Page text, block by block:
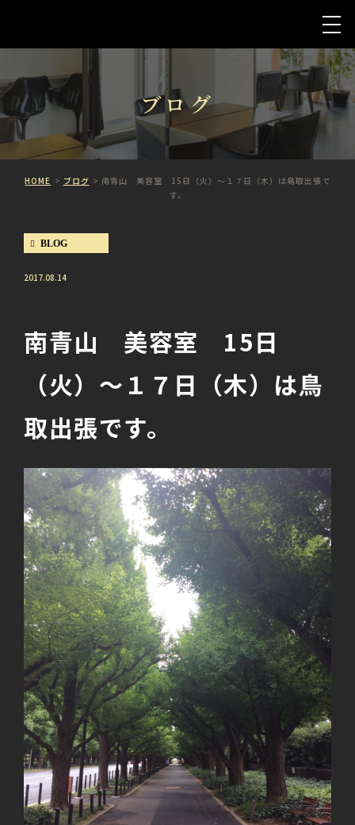
ブログ
HOME ブログ
南青山 美容室 15日（火）～１７日（木）は鳥取出張で
す。
BLOG
2017.08.14
南青山 美容室 15日
（火）～１７日（木）は鳥
取出張です。